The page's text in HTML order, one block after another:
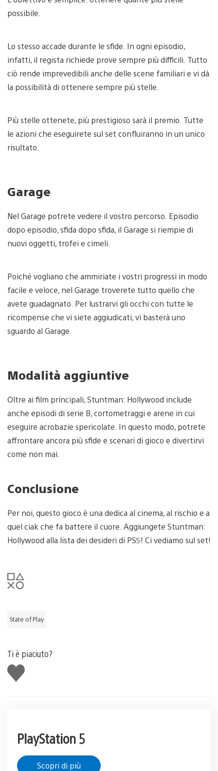
possibile.
Lo stesso accade durante le sfide. In ogni episodio,
infatti, il regista richiede prove sempre più difficili. Tutto
ciò rende imprevedibili anche delle scene familiari e vi dà
la possibilità di ottenere sempre più stelle.
Più stelle ottenete, più prestigioso sarà il premio. Tutte
le azioni che eseguirete sul set confluiranno in un unico
risultato.
Garage
Nel Garage potrete vedere il vostro percorso. Episodio
dopo episodio, sfida dopo sfida, il Garage si riempie di
nuovi oggetti, trofei e cimeli.
Poiché vogliano che ammiriate i vostri progressi in modo
facile e veloce, nel Garage troverete tutto quello che
avete guadagnato. Per lustrarvi gli occhi con tutte le
ricompense che vi siete aggiudicati, vi basterà uno
sguardo al Garage.
Modalità aggiuntive
Oltre ai film principali, Stuntman: Hollywood include
anche episodi di serie B, cortometraggi e arene in cui
eseguire acrobazie spericolate. In questo modo, potrete
affrontare ancora più sfide e scenari di gioco e divertirvi
come non mai.
Conclusione
Per noi, questo gioco è una dedica al cinema, al rischio e a
quel ciak che fa battere il cuore. Aggiungete Stuntman:
Hollywood alla lista dei desideri di PS5! Ci vediamo sul set!
State of Play
Ti è piaciuto?
Mi
piace
PlayStation 5
Scopri di più